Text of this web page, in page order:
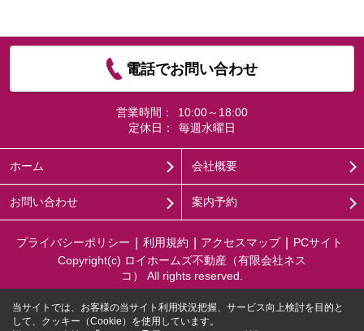
電話でお問い合わせ
営業時間：
10:00～18:00
定休日：
毎週水曜日
ホーム 会社概要
お問い合わせ 案内予約
プライバシーポリシー 利用規約 アクセスマップ
PCサイト
Copyright(c) ロイホームズ不動産（有限会社ネス
コ） All rights reserved.
当サイトでは、お客様の当サイト利用状況把握、サービス向上検討を目的と
して、クッキー（Cookie）を使用しています。